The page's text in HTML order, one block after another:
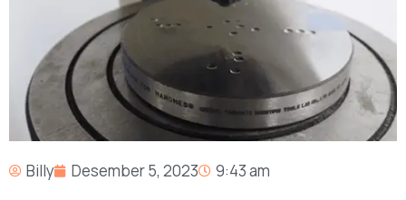
Billy Desember 5, 2023
9:43 am